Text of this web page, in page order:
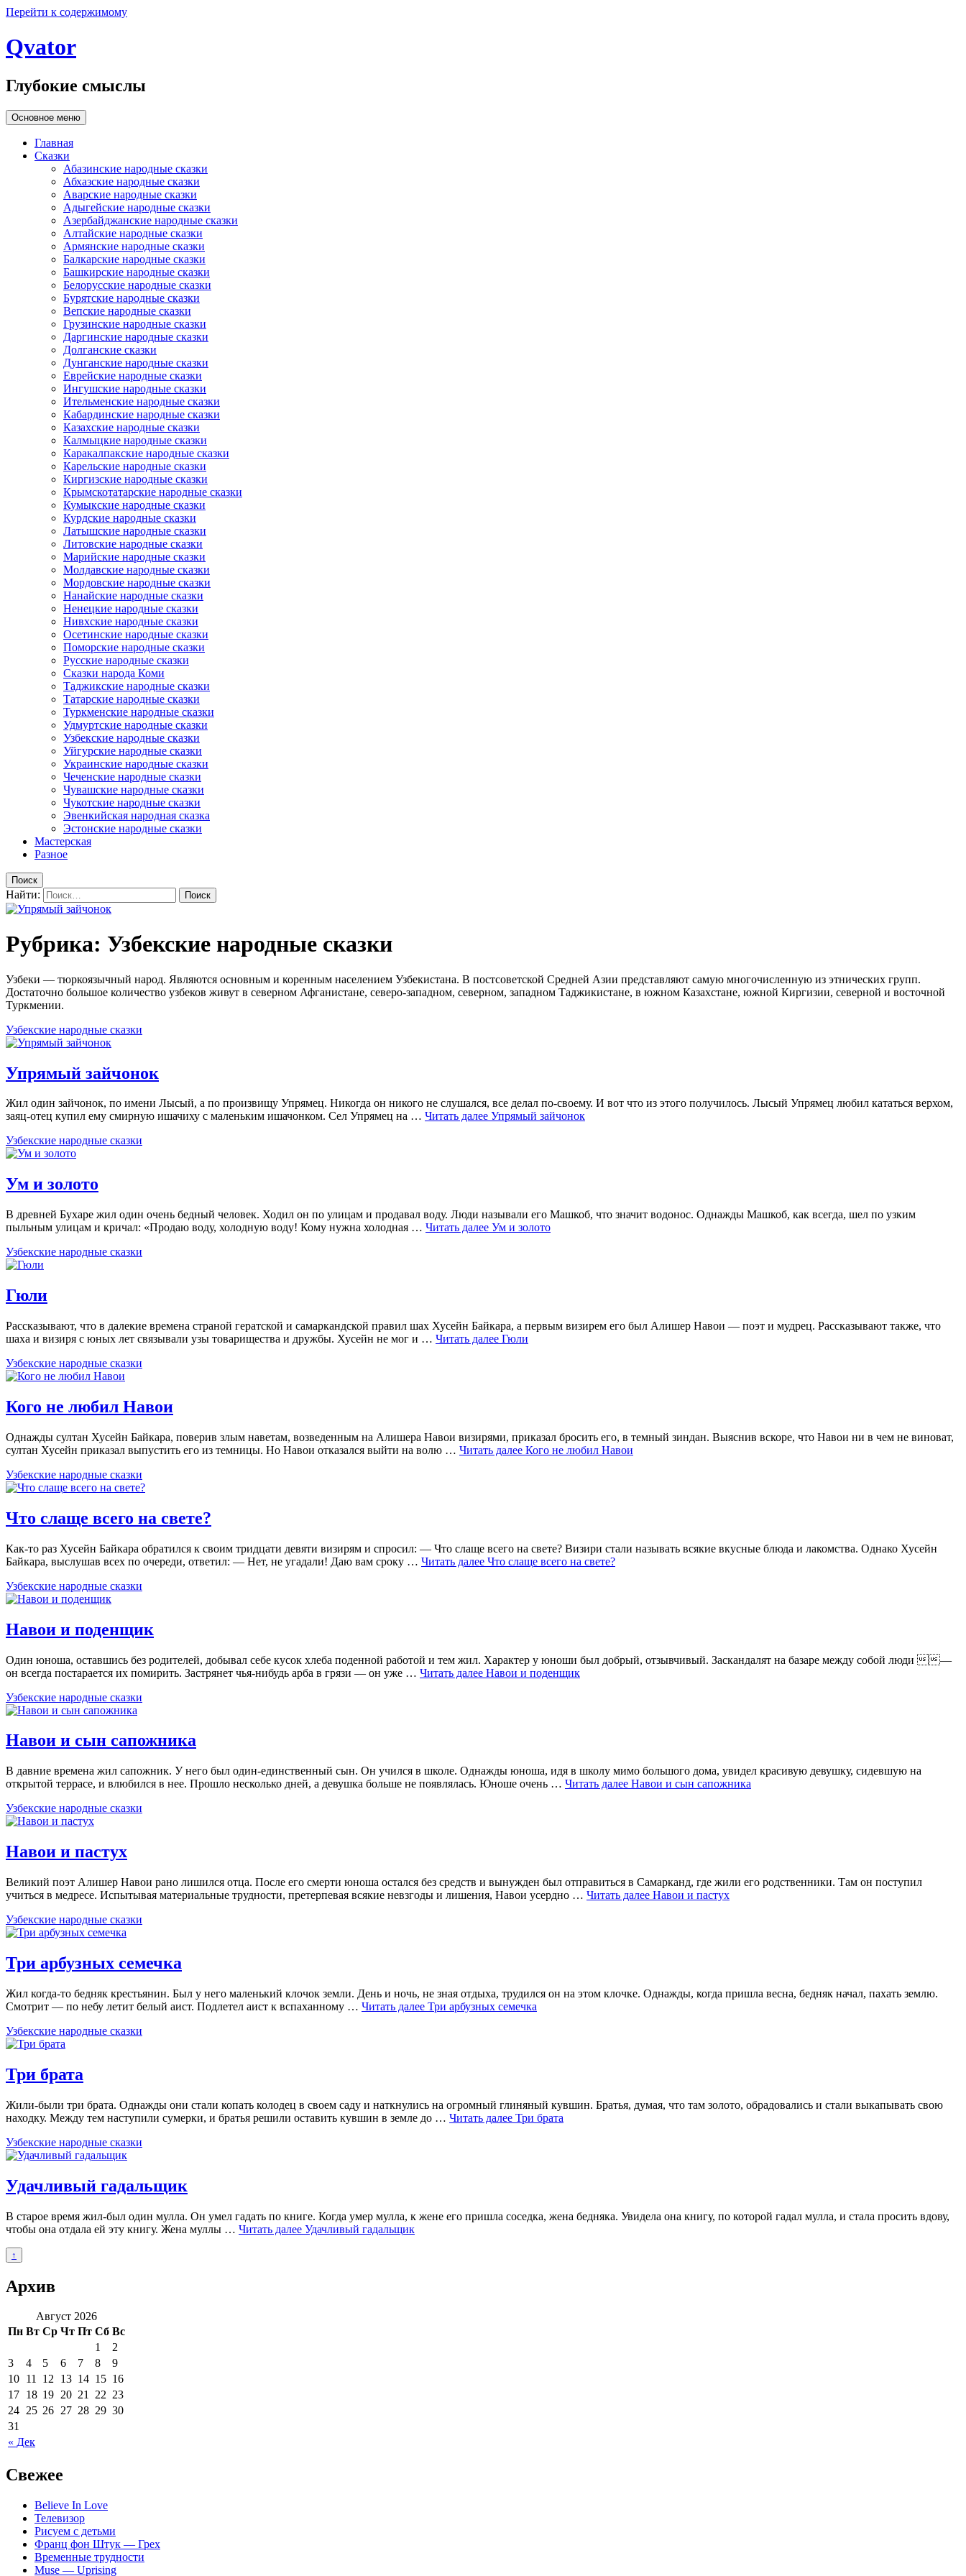
Перейти к содержимому
Qvator
Глубокие смыслы
Основное меню
Главная
Сказки
Абазинские народные сказки
Абхазские народные сказки
Аварские народные сказки
Адыгейские народные сказки
Азербайджанские народные сказки
Алтайские народные сказки
Армянские народные сказки
Балкарские народные сказки
Башкирские народные сказки
Белорусские народные сказки
Бурятские народные сказки
Вепские народные сказки
Грузинские народные сказки
Даргинские народные сказки
Долганские сказки
Дунганские народные сказки
Еврейские народные сказки
Ингушские народные сказки
Ительменские народные сказки
Кабардинские народные сказки
Казахские народные сказки
Калмыцкие народные сказки
Каракалпакские народные сказки
Карельские народные сказки
Киргизские народные сказки
Крымскотатарские народные сказки
Кумыкские народные сказки
Курдские народные сказки
Латышские народные сказки
Литовские народные сказки
Марийские народные сказки
Молдавские народные сказки
Мордовские народные сказки
Нанайские народные сказки
Ненецкие народные сказки
Нивхские народные сказки
Осетинские народные сказки
Поморские народные сказки
Русские народные сказки
Сказки народа Коми
Таджикские народные сказки
Татарские народные сказки
Туркменские народные сказки
Удмуртские народные сказки
Узбекские народные сказки
Уйгурские народные сказки
Украинские народные сказки
Чеченские народные сказки
Чувашские народные сказки
Чукотские народные сказки
Эвенкийская народная сказка
Эстонские народные сказки
Мастерская
Разное
Поиск
Найти:
Рубрика: Узбекские народные сказки
Узбеки — тюркоязычный народ. Являются основным и коренным населением Узбекистана. В постсоветской Средней Азии представляют самую многочисленную из этнических групп.
Достаточно большое количество узбеков живут в северном Афганистане, северо-западном, северном, западном Таджикистане, в южном Казахстане, южной Киргизии, северной и восточной
Туркмении.
Узбекские народные сказки
Упрямый зайчонок
Жил один зайчонок, по имени Лысый, а по произвищу Упрямец. Никогда он никого не слушался, все делал по-своему. И вот что из этого получилось. Лысый Упрямец любил кататься верхом,
заяц-отец купил ему смирную ишачиху с маленьким ишачонком. Сел Упрямец на … Читать далее Упрямый зайчонок
Узбекские народные сказки
Ум и золото
В древней Бухаре жил один очень бедный человек. Ходил он по улицам и продавал воду. Люди называли его Машкоб, что значит водонос. Однажды Машкоб, как всегда, шел по узким
пыльным улицам и кричал: «Продаю воду, холодную воду! Кому нужна холодная … Читать далее Ум и золото
Узбекские народные сказки
Гюли
Рассказывают, что в далекие времена страной гератской и самаркандской правил шах Хусейн Байкара, а первым визирем его был Алишер Навои — поэт и мудрец. Рассказывают также, что
шаха и визиря с юных лет связывали узы товарищества и дружбы. Хусейн не мог и … Читать далее Гюли
Узбекские народные сказки
Кого не любил Навои
Однажды султан Хусейн Байкара, поверив злым наветам, возведенным на Алишера Навои визирями, приказал бросить его, в темный зиндан. Выяснив вскоре, что Навои ни в чем не виноват,
султан Хусейн приказал выпустить его из темницы. Но Навои отказался выйти на волю … Читать далее Кого не любил Навои
Узбекские народные сказки
Что слаще всего на свете?
Как-то раз Хусейн Байкара обратился к своим тридцати девяти визирям и спросил: — Что слаще всего на свете? Визири стали называть всякие вкусные блюда и лакомства. Однако Хусейн
Байкара, выслушав всех по очереди, ответил: — Нет, не угадали! Даю вам сроку … Читать далее Что слаще всего на свете?
Узбекские народные сказки
Навои и поденщик
Один юноша, оставшись без родителей, добывал себе кусок хлеба поденной работой и тем жил. Характер у юноши был добрый, отзывчивый. Заскандалят на базаре между собой люди —
он всегда постарается их помирить. Застрянет чья-нибудь арба в грязи — он уже … Читать далее Навои и поденщик
Узбекские народные сказки
Навои и сын сапожника
В давние времена жил сапожник. У него был один-единственный сын. Он учился в школе. Однажды юноша, идя в школу мимо большого дома, увидел красивую девушку, сидевшую на
открытой террасе, и влюбился в нее. Прошло несколько дней, а девушка больше не появлялась. Юноше очень … Читать далее Навои и сын сапожника
Узбекские народные сказки
Навои и пастух
Великий поэт Алишер Навои рано лишился отца. После его смерти юноша остался без средств и вынужден был отправиться в Самарканд, где жили его родственники. Там он поступил
учиться в медресе. Испытывая материальные трудности, претерпевая всякие невзгоды и лишения, Навои усердно … Читать далее Навои и пастух
Узбекские народные сказки
Три арбузных семечка
Жил когда-то бедняк крестьянин. Был у него маленький клочок земли. День и ночь, не зная отдыха, трудился он на этом клочке. Однажды, когда пришла весна, бедняк начал, пахать землю.
Смотрит — по небу летит белый аист. Подлетел аист к вспаханному … Читать далее Три арбузных семечка
Узбекские народные сказки
Три брата
Жили-были три брата. Однажды они стали копать колодец в своем саду и наткнулись на огромный глиняный кувшин. Братья, думая, что там золото, обрадовались и стали выкапывать свою
находку. Между тем наступили сумерки, и братья решили оставить кувшин в земле до … Читать далее Три брата
Узбекские народные сказки
Удачливый гадальщик
В старое время жил-был один мулла. Он умел гадать по книге. Когда умер мулла, к жене его пришла соседка, жена бедняка. Увидела она книгу, по которой гадал мулла, и стала просить вдову,
чтобы она отдала ей эту книгу. Жена муллы … Читать далее Удачливый гадальщик
↑
Архив
Август 2026
Пн Вт Ср Чт Пт Сб Вс
« Дек
1
2
3
4 5 6 7 8
9
10 11 12 13 14 15 16
17 18 19 20 21 22 23
24 25 26 27 28 29 30
31
Свежее
Believe In Love
Телевизор
Рисуем с детьми
Франц фон Штук — Грех
Временные трудности
Muse — Uprising